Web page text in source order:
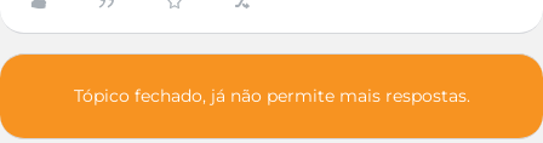
Tópico fechado, já não permite mais respostas.